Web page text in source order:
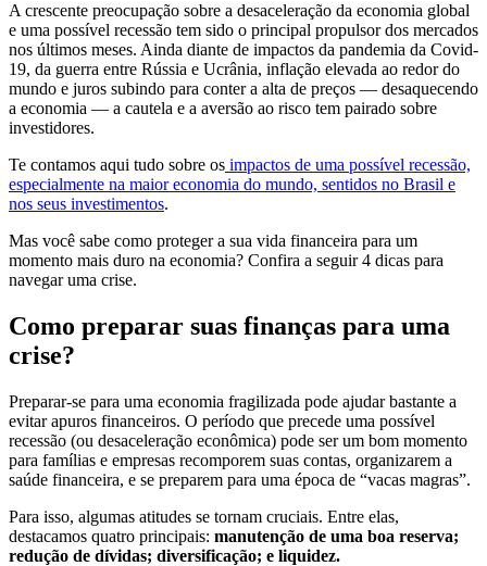
A crescente preocupação sobre a desaceleração da economia global
e uma possível recessão tem sido o principal propulsor dos mercados
nos últimos meses. Ainda diante de impactos da pandemia da Covid-
19, da guerra entre Rússia e Ucrânia, inflação elevada ao redor do
mundo e juros subindo para conter a alta de preços — desaquecendo
a economia — a cautela e a aversão ao risco tem pairado sobre
investidores.
Te contamos aqui tudo sobre os impactos de uma possível recessão,
especialmente na maior economia do mundo, sentidos no Brasil e
nos seus investimentos.
Mas você sabe como proteger a sua vida financeira para um
momento mais duro na economia? Confira a seguir 4 dicas para
navegar uma crise.
Como preparar suas finanças para uma
crise?
Preparar-se para uma economia fragilizada pode ajudar bastante a
evitar apuros financeiros. O período que precede uma possível
recessão (ou desaceleração econômica) pode ser um bom momento
para famílias e empresas recomporem suas contas, organizarem a
saúde financeira, e se preparem para uma época de “vacas magras”.
Para isso, algumas atitudes se tornam cruciais. Entre elas,
destacamos quatro principais: manutenção de uma boa reserva;
redução de dívidas; diversificação; e liquidez.